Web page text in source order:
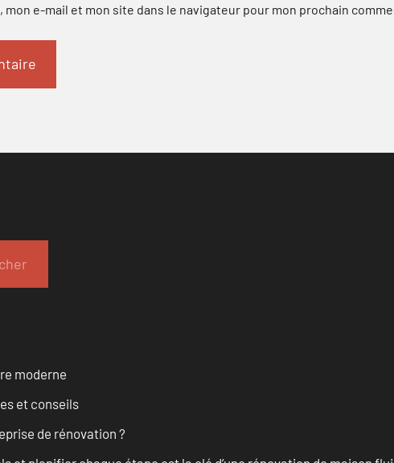
e-mail et mon site dans le navigateur pour mon prochain
moderne
et conseils
de rénovation ?